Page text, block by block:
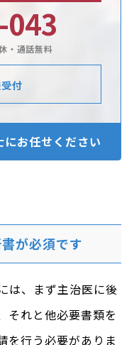
・通話無料
付
にお任せください
が必須です
は、まず主治医に後
それと他必要書類を
を行う必要がありま